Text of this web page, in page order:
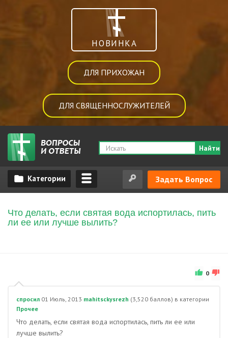
НОВИНКА
ДЛЯ ПРИХОЖАН
ДЛЯ СВЯЩЕННОСЛУЖИТЕЛЕЙ
Найти
Задать Вопрос
Что делать, если святая вода испортилась, пить
ли ее или лучше вылить?
0
спросил 01 Июль, 2013 mahitsckysrezh (3,520 баллов) в категории
Прочее
Что делать, если святая вода испортилась, пить ли ее или
лучше вылить?